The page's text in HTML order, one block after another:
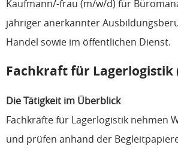
Kaufmann/-frau (m/w/d) für
jähriger anerkannter
Handel sowie im öffentlichen Dienst.
Fachkraft für
Die Tätigkeit im Überblick
Fachkräfte für Lagerlogistik nehmen
und prüfen anhand der